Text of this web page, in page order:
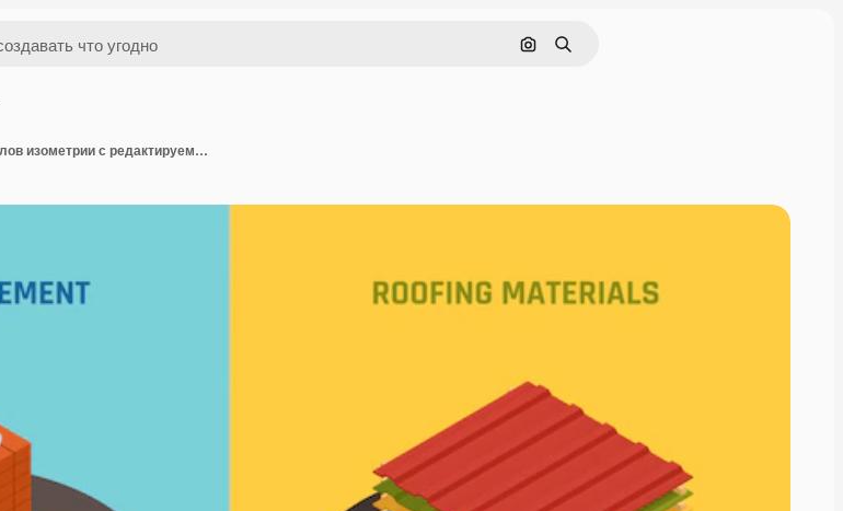
Поиск по изображению
Поиск
Концепция дизайна строительных материалов изометрии с редактируемым текстом и изображениями строительных материалов и оборудования векторные иллюстрации